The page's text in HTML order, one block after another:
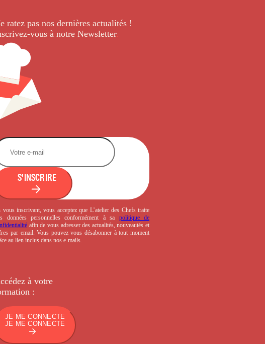
ratez pas nos dernièresactualités !
vous à notre Newsletter.
S'INSCRIRE
vous inscrivant, vous acceptez que L’atelier des Chefs traite
données personnelles conformément à sa politique de
afin de vous adresser des actualités, nouveautés et
par email. Vous pouvez vous désabonner à tout moment
au lien inclus dans nos e-mails.
à votre
:
JE ME CONNECTE
JE ME CONNECTE